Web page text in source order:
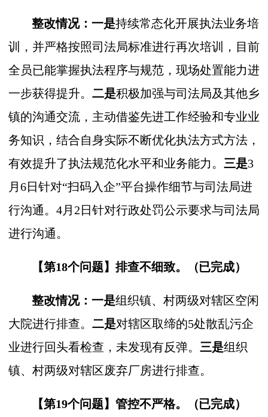
整改情况：一是持续常态化开展执法业务培
训，并严格按照司法局标准进行再次培训，目前
全员已能掌握执法程序与规范，现场处置能力进
一步获得提升。 二是积极加强与司法局及其他乡
镇的沟通交流，主动借鉴先进工作经验和专业业
务知识，结合自身实际不断优化执法方式方法，
有效提升了执法规范化水平和业务能力。 三是3
月6日针对“扫码入企”平台操作细节与司法局进
行沟通。4月2日针对行政处罚公示要求与司法局
进行沟通。
【第18个问题】排查不细致。 （已完成）
整改情况：一是组织镇、村两级对辖区空闲
大院进行排查。 二是对辖区取缔的5处散乱污企
业进行回头看检查，未发现有反弹。 三是组织
镇、村两级对辖区废弃厂房进行排查。
【第19个问题】管控不严格。 （已完成）